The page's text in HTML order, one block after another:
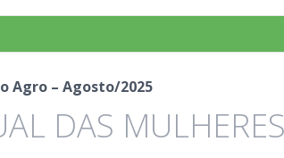
Agro – Agosto/2025
DAS